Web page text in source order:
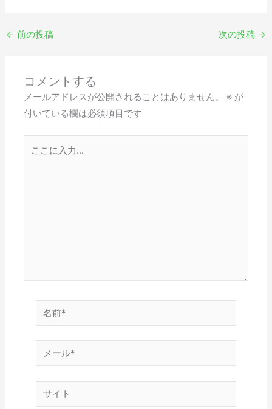
← 前の投稿 次の投稿 →
コメントする
メールアドレスが公開されることはありません。 ※ が
付いている欄は必須項目です
前
*
ー
ル
イ